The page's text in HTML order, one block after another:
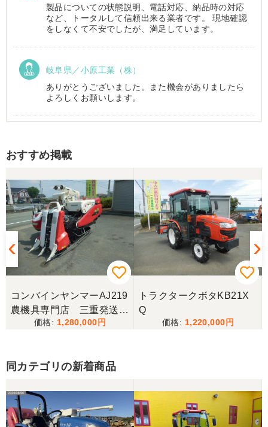
製品についての状態説明、電話対応、納品時の対応
など、トータルして信頼出来る業者です。 現地確認
をしなくて不安でしたが、満足しています。
岐阜県／小原工業（株）
ありがとうございました。また機会がありましたら
よろしくお願いします。
西川さま。電話対応から自社納車まで丁寧で信頼で
きる方です。農機はまたこちらで購入したいです。
岐阜県／
完璧に整備されており、対応も親切で丁寧。配送ま
で自社で対応してくださり本当にありがとうござい
ました。次回もこちらで購入させて頂きます。
今回もしっかり整備整備をしてくださり安心です大
事に長く使わせていただきますありがとうございま
す
岐阜県／田畑
おすすめ掲載
コンバインヤンマーAJ219
農機具専門店 三重発送整
備済み
1,280,000
トラクタークボタKB21X
Q
1,220,000
同カテゴリの新着商品